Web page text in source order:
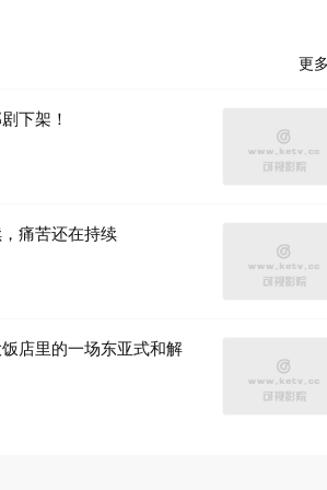
更多
下架！
痛苦还在持续
店里的一场东亚式和解